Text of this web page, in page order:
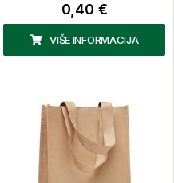
0,40 €
VIŠE INFORMACIJA